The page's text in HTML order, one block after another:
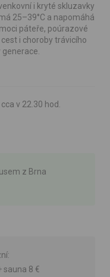
i kryté skluzavky
25–39°C a napomáhá
páteře, poúrazové
i choroby trávicího
v 22.30 hod.
z Brna
sauna 8 €